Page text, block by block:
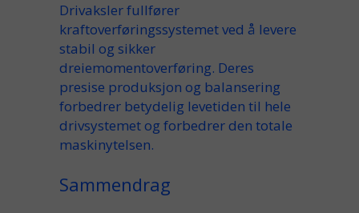
Drivaksler fullfører
kraftoverføringssystemet ved å levere
stabil og sikker
dreiemomentoverføring. Deres
presise produksjon og balansering
forbedrer betydelig levetiden til hele
drivsystemet og forbedrer den totale
maskinytelsen.
Sammendrag